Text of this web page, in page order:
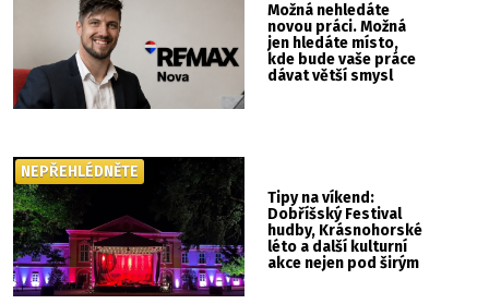
Možná nehledáte
novou práci. Možná
jen hledáte místo,
kde bude vaše práce
dávat větší smysl
Tipy na víkend:
Dobříšský Festival
hudby, Krásnohorské
léto a další kulturní
akce nejen pod širým
NEPŘEHLÉDNĚTE